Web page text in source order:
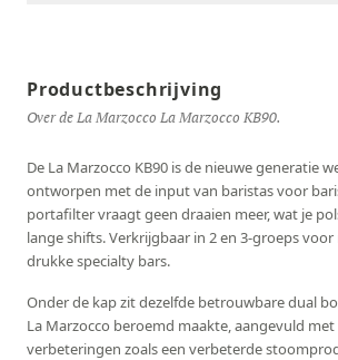
Productbeschrijving
Over de La Marzocco La Marzocco KB90.
De La Marzocco KB90 is de nieuwe generatie
ontworpen met de input van baristas voor
portafilter vraagt geen draaien meer, wat je
lange shifts. Verkrijgbaar in 2 en 3-groeps
drukke specialty bars.
Onder de kap zit dezelfde betrouwbare dual
La Marzocco beroemd maakte, aangevuld
verbeteringen zoals een verbeterde